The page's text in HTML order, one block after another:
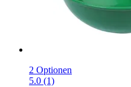
2 Optionen
5.0 (1)